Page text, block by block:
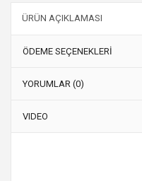
ÜRÜN AÇIKLAMASI
ÖDEME SEÇENEKLERİ
YORUMLAR (0)
VIDEO